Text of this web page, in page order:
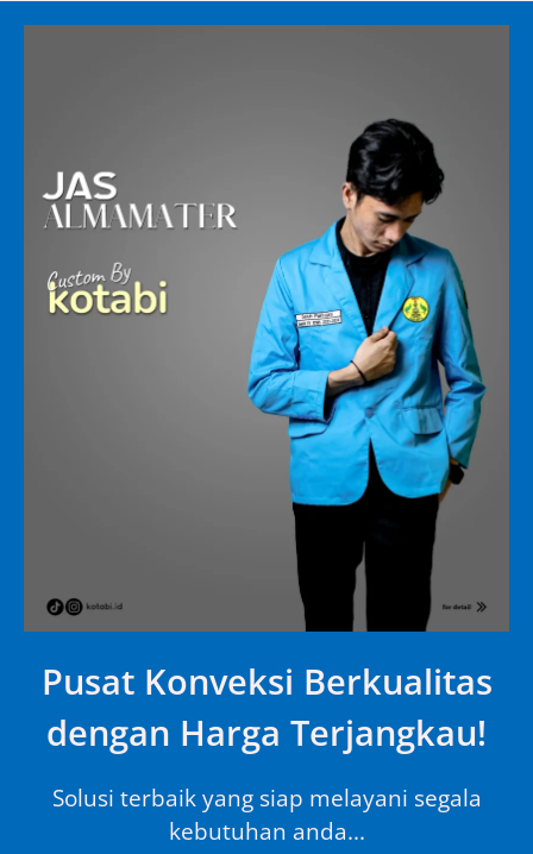
Pusat Konveksi Berkualitas
dengan Harga Terjangkau!
Solusi terbaik yang siap melayani segala
kebutuhan anda...